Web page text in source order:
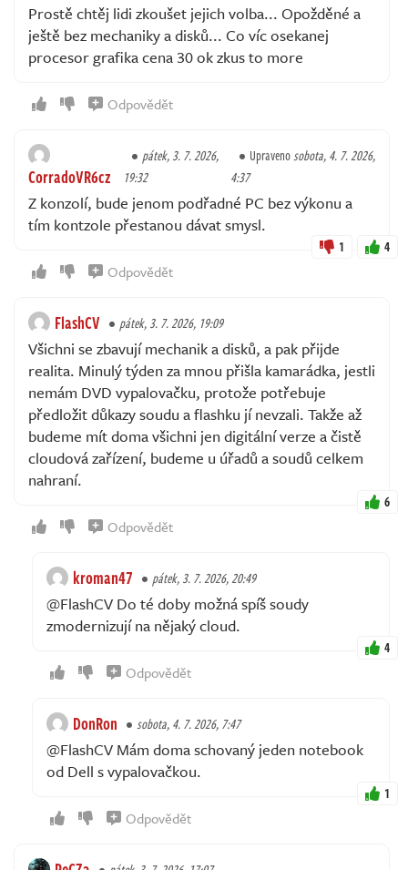
Prostě chtěj lidi zkoušet jejich volba... Opožděné a
ještě bez mechaniky a disků... Co víc osekanej
procesor grafika cena 30 ok zkus to more
Odpovědět
CorradoVR6cz
pátek, 3. 7. 2026,
19:32
Upravenosobota, 4. 7. 2026,
4:37
Z konzolí, bude jenom podřadné PC bez výkonu a
tím kontzole přestanou dávat smysl.
1 4
Odpovědět
FlashCV pátek, 3. 7. 2026, 19:09
Všichni se zbavují mechanik a disků, a pak přijde
realita. Minulý týden za mnou přišla kamarádka, jestli
nemám DVD vypalovačku, protože potřebuje
předložit důkazy soudu a flashku jí nevzali. Takže až
budeme mít doma všichni jen digitální verze a čistě
cloudová zařízení, budeme u úřadů a soudů celkem
nahraní.
6
Odpovědět
kroman47 pátek, 3. 7. 2026, 20:49
@FlashCV Do té doby možná spíš soudy
zmodernizují na nějaký cloud.
4
Odpovědět
DonRon sobota, 4. 7. 2026, 7:47
@FlashCV Mám doma schovaný jeden notebook
od Dell s vypalovačkou.
1
Odpovědět